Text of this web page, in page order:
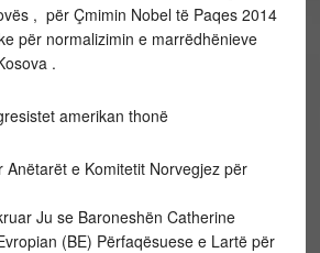
, për Çmimin Nobel të Paqes 2014
për normalizimin e marrëdhënieve
.
amerikan thonë
Anëtarët e Komitetit Norvegjez për
Ju se Baroneshën Catherine
(BE) Përfaqësuese e Lartë për